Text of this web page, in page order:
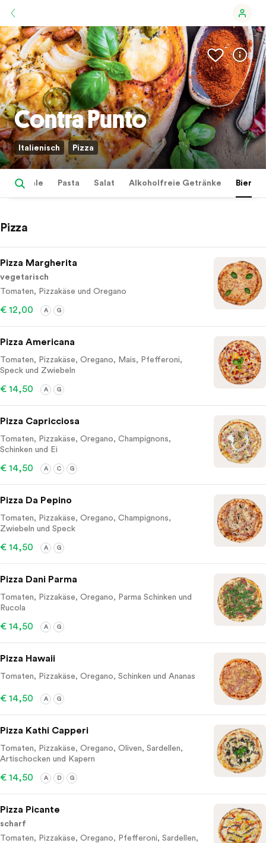
Contra Punto
Italienisch Pizza
Speciale Pasta Salat Alkoholfreie Getränke Bier
Pizza
Pizza Margherita
vegetarisch
Tomaten, Pizzakäse und Oregano
€ 12,00 A G
Pizza Americana
Tomaten, Pizzakäse, Oregano, Mais, Pfefferoni,
Speck und Zwiebeln
€ 14,50 A G
Pizza Capricciosa
Tomaten, Pizzakäse, Oregano, Champignons,
Schinken und Ei
€ 14,50 A C G
Pizza Da Pepino
Tomaten, Pizzakäse, Oregano, Champignons,
Zwiebeln und Speck
€ 14,50 A G
Pizza Dani Parma
Tomaten, Pizzakäse, Oregano, Parma Schinken und
Rucola
€ 14,50 A G
Pizza Hawaii
Tomaten, Pizzakäse, Oregano, Schinken und Ananas
€ 14,50 A G
Pizza Kathi Capperi
Tomaten, Pizzakäse, Oregano, Oliven, Sardellen,
Artischocken und Kapern
€ 14,50 A D G
Pizza Picante
scharf
Tomaten, Pizzakäse, Oregano, Pfefferoni, Sardellen,